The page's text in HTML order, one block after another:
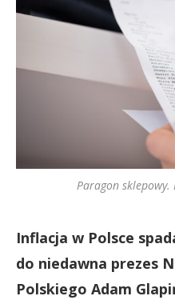
Paragon
Inflacja w Polsce
do niedawna prezes
Polskiego Adam